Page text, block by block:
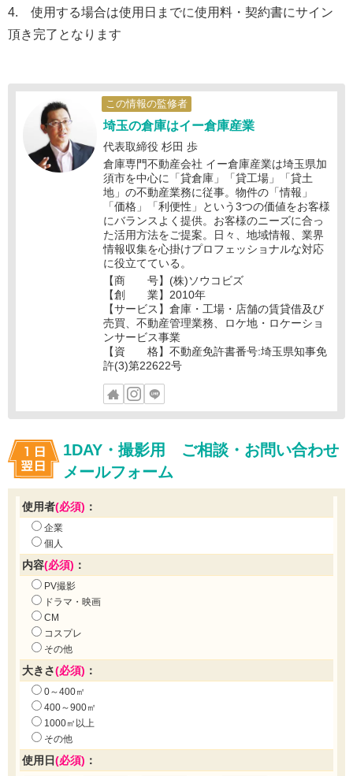
4. 使用する場合は使用日までに使用料・契約書にサイン
頂き完了となります
この情報の監修者
埼玉の倉庫はイー倉庫産業
代表取締役 杉田 歩
倉庫専門不動産会社 イー倉庫産業は埼玉県加
須市を中心に「貸倉庫」「貸工場」「貸土
地」の不動産業務に従事。物件の「情報」
「価格」「利便性」という3つの価値をお客様
にバランスよく提供。お客様のニーズに合っ
た活用方法をご提案。日々、地域情報、業界
情報収集を心掛けプロフェッショナルな対応
に役立てている。
【商 号】(株)ソウコビズ
【創 業】2010年
【サービス】倉庫・工場・店舗の賃貸借及び
売買、不動産管理業務、ロケ地・ロケーショ
ンサービス事業
【資 格】不動産免許書番号:埼玉県知事免
許(3)第22622号
1DAY・撮影用 ご相談・お問い合わせ
メールフォーム
使用者(必須) ：
企業
個人
内容(必須) ：
PV撮影
ドラマ・映画
CM
コスプレ
その他
大きさ(必須) ：
0～400㎡
400～900㎡
1000㎡以上
その他
使用日(必須) ：